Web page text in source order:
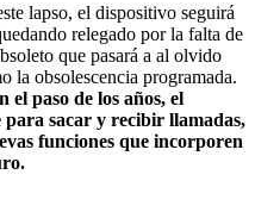
lapso, el dispositivo seguirá
relegado por la falta de
que pasará a al olvido
la obsolescencia programada.
el paso de los años, el
sacar y recibir llamadas,
funciones que incorporen